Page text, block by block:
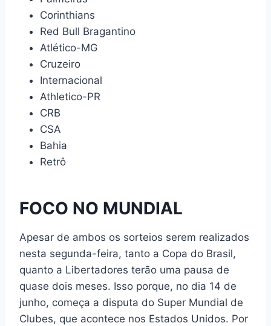
Corinthians
Red Bull Bragantino
Atlético-MG
Cruzeiro
Internacional
Athletico-PR
CRB
CSA
Bahia
Retrô
FOCO NO MUNDIAL
Apesar de ambos os sorteios serem realizados
nesta segunda-feira, tanto a Copa do Brasil,
quanto a Libertadores terão uma pausa de
quase dois meses. Isso porque, no dia 14 de
junho, começa a disputa do Super Mundial de
Clubes, que acontece nos Estados Unidos. Por